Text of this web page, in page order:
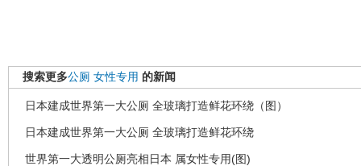
搜索更多公厕 女性专用 的新闻
日本建成世界第一大公厕 全玻璃打造鲜花环绕（图）
日本建成世界第一大公厕 全玻璃打造鲜花环绕
世界第一大透明公厕亮相日本 属女性专用(图)